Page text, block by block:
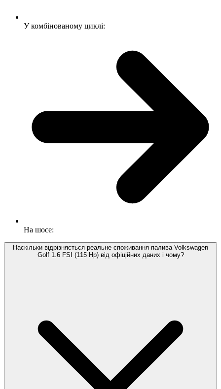
У комбінованому циклі:
На шосе:
Наскільки відрізняється реальне споживання палива Volkswagen
Golf 1.6 FSI (115 Hp) від офіційних даних і чому?